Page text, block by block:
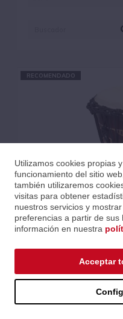
RECOMENDADO
DJEMBE DE 8” DE
Ref.: PTADA40-8T
Código EAN 3700166324145
Precios al iniciar
Utilizamos cookies propias
funcionamiento del sitio
también utilizaremos
visitas para obtener
nuestros servicios y
preferencias a partir de
información en nuestra
Acceptar